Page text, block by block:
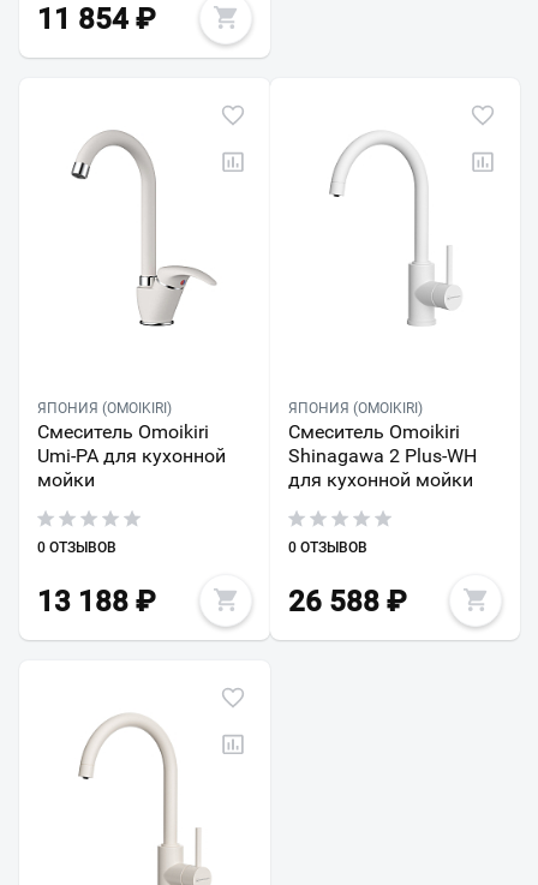
11 854 ₽
ЯПОНИЯ (OMOIKIRI)
Смеситель Omoikiri
Umi-PA для кухонной
мойки
0 ОТЗЫВОВ
13 188 ₽
ЯПОНИЯ (OMOIKIRI)
Смеситель Omoikiri
Shinagawa 2 Plus-WH
для кухонной мойки
0 ОТЗЫВОВ
26 588₽